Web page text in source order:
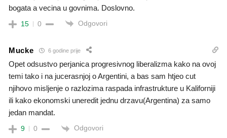
bogata a vecina u govnima. Doslovno.
15 0 Odgovori
Mucke 6 godine prije
Opet odsustvo perjanica progresivnog liberalizma kako na ovoj
temi tako i na jucerasnjoj o Argentini, a bas sam htjeo cut
njihovo misljenje o razlozima raspada infrastrukture u Kaliforniji
ili kako ekonomski uneredit jednu drzavu(Argentina) za samo
jedan mandat.
9 0 Odgovori